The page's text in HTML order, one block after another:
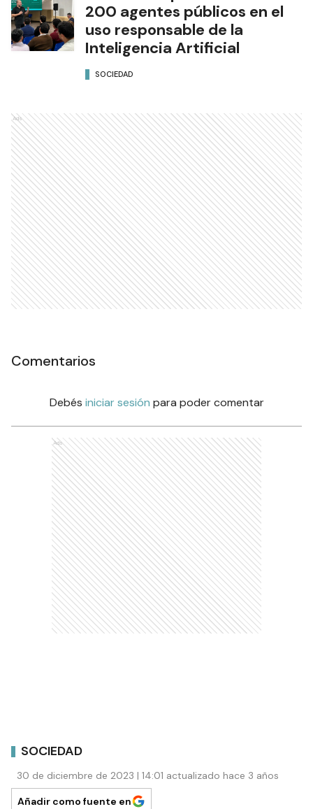
200 agentes públicos en el
uso responsable de la
Inteligencia Artificial
SOCIEDAD
Ads
Comentarios
Debés iniciar sesión para poder comentar
Ads
SOCIEDAD
30 de diciembre de 2023 | 14:01 actualizado hace 3 años
Añadir como fuente en